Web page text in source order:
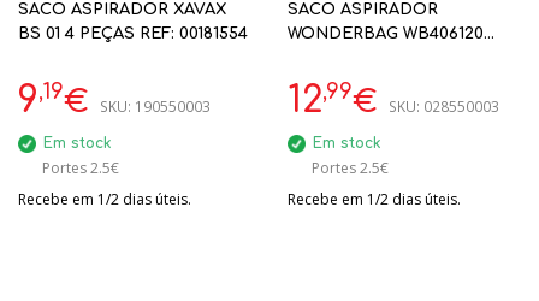
SACO ASPIRADOR XAVAX
BS 01 4 PEÇAS REF: 00181554
9,19€ SKU: 190550003
Em stock
Portes 2.5€
Recebe em 1/2 dias úteis.
SACO ASPIRADOR
WONDERBAG WB406120
12,99€ SKU: 028550003
Em stock
Portes 2.5€
Recebe em 1/2 dias úteis.